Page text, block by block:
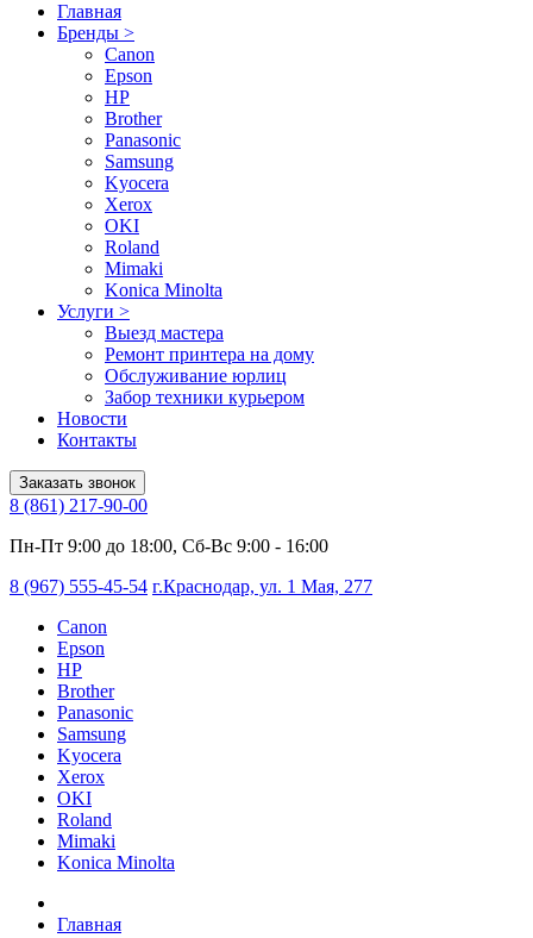
Главная
Бренды >
Canon
Epson
HP
Brother
Panasonic
Samsung
Kyocera
Xerox
OKI
Roland
Mimaki
Konica Minolta
Услуги >
Выезд мастера
Ремонт принтера на дому
Обслуживание юрлиц
Забор техники курьером
Новости
Контакты
Заказать звонок
8 (861) 217-90-00
Пн-Пт 9:00 до 18:00, Сб-Вс 9:00 - 16:00
8 (967) 555-45-54 г.Краснодар, ул. 1 Мая, 277
Canon
Epson
HP
Brother
Panasonic
Samsung
Kyocera
Xerox
OKI
Roland
Mimaki
Konica Minolta
Главная